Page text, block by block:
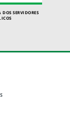
SERVIDORES